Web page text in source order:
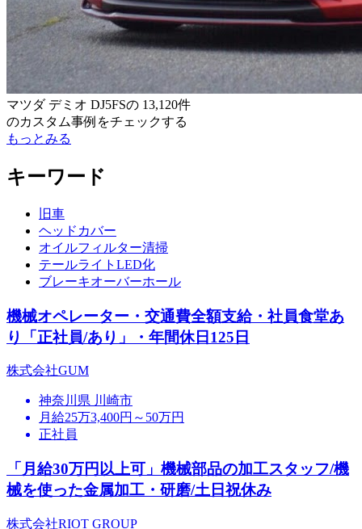
マツダ デミオ DJ5FSの 13,120件
のカスタム事例をチェックする
もっとみる
キーワード
旧車
ヘッドカバー
オイルフィルター清掃
テールライトLED化
ブレーキオーバーホール
機械オペレーター・交通費全額支給・社員食堂あ
り「正社員/あり」・年間休日125日
株式会社GUM
神奈川県 川崎市
月給25万3,400円～50万円
正社員
「月給30万円以上可」機械部品の加工スタッフ/機
械を使った金属加工・研磨/土日祝休み
株式会社RIOT GROUP